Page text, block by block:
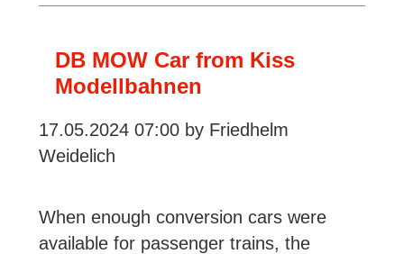
MOW
Car
DB MOW Car from Kiss
Modellbahnen
17.05.2024 07:00by Friedhelm
Weidelich
When enough conversion cars were
available for passenger trains, the